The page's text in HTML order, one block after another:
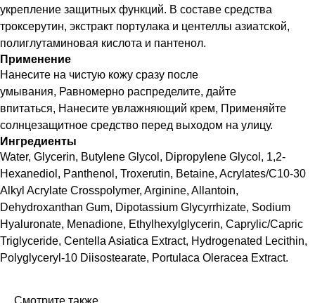
укрепление защитных функций. В составе средства
троксерутин, экстракт портулака и центеллы азиатской,
полиглутаминовая кислота и пантенол.
Применение
Нанесите на чистую кожу сразу после
умывания, Равномерно распределите, дайте
впитаться, Нанесите увлажняющий крем, Применяйте
солнцезащитное средство перед выходом на улицу.
Ингредиенты
Water, Glycerin, Butylene Glycol, Dipropylene Glycol, 1,2-
Hexanediol, Panthenol, Troxerutin, Betaine, Acrylates/C10-30
Alkyl Acrylate Crosspolymer, Arginine, Allantoin,
Dehydroxanthan Gum, Dipotassium Glycyrrhizate, Sodium
Hyaluronate, Menadione, Ethylhexylglycerin, Caprylic/Capric
Triglyceride, Centella Asiatica Extract, Hydrogenated Lecithin,
Polyglyceryl-10 Diisostearate, Portulaca Oleracea Extract.